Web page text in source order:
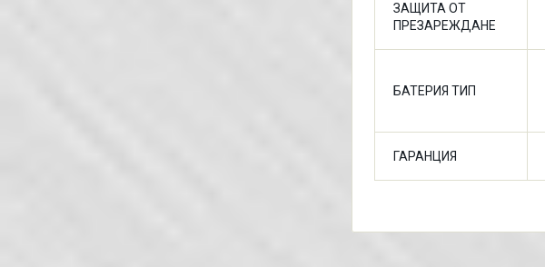
ЗАЩИТА ОТ
ПРЕЗАРЕЖДАНЕ
БАТЕРИЯ ТИП
ГАРАНЦИЯ